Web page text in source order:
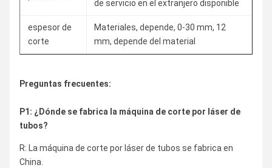
de servicio en el extranjero disponible
espesor de
corte
Materiales, depende, 0-30 mm, 12
mm, depende del material
Preguntas frecuentes:
P1: ¿Dónde se fabrica la máquina de corte por láser de
tubos?
R: La máquina de corte por láser de tubos se fabrica en
China.